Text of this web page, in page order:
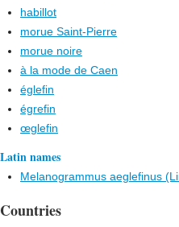
habillot
morue Saint-Pierre
morue noire
à la mode de Caen
églefin
égrefin
œglefin
Latin names
Melanogrammus aeglefinus
Countries